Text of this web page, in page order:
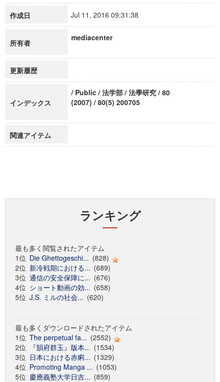
作成日 Jul 11, 2016 09:31:38
所有者
mediacenter
更新履歴
インデックス
/ Public / 法学部 / 法學研究 / 80
(2007) / 80(5) 200705
関連アイテム
ランキング
最も多く閲覧されたアイテム
1位 Die Ghettogeschi... (828)
2位 新冷戦期における... (689)
3位 通信の安全保障に... (676)
4位 ショート動画の効... (658)
5位 J.S. ミルの社会... (620)
最も多くダウンロードされたアイテム
1位 The perpetual fa... (2552)
2位
『韻府群玉』版本... (1534)
3位 日本における赤痢... (1329)
4位 Promoting Manga ... (1053)
5位 慶應義塾大学日吉... (859)